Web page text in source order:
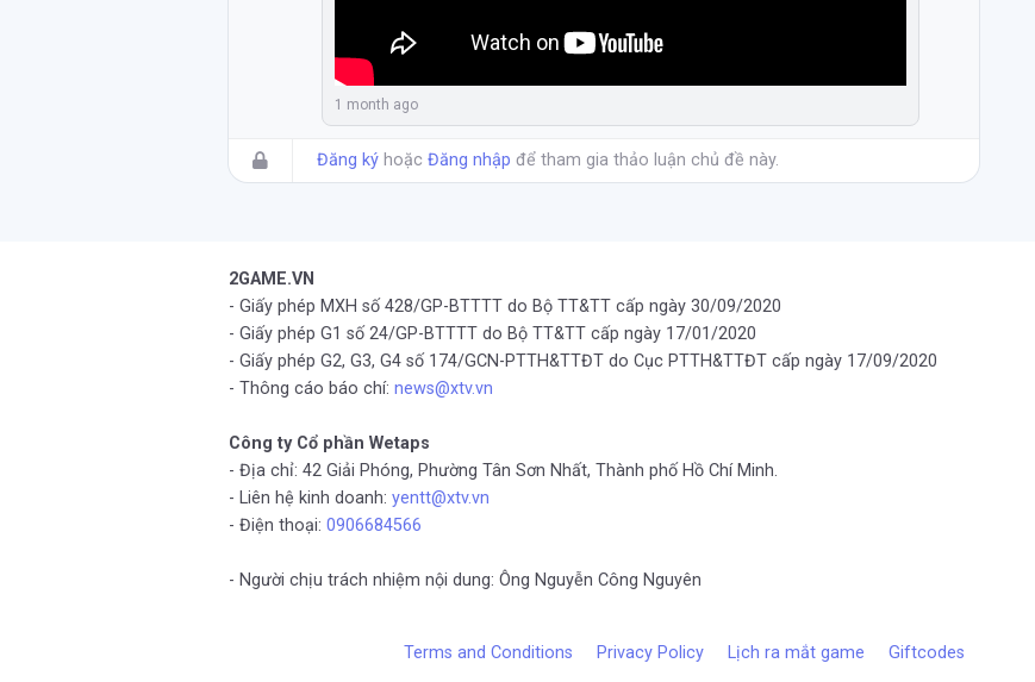
1 month ago
Đăng ký hoặc Đăng nhập để tham gia thảo luận chủ đề này.
2GAME.VN
- Giấy phép MXH số 428/GP-BTTTT do Bộ TT&TT cấp ngày 30/09/2020
- Giấy phép G1 số 24/GP-BTTTT do Bộ TT&TT cấp ngày 17/01/2020
- Giấy phép G2, G3, G4 số 174/GCN-PTTH&TTĐT do Cục PTTH&TTĐT cấp ngày 17/09/2020
- Thông cáo báo chí: news@xtv.vn
Công ty Cổ phần Wetaps
- Địa chỉ: 42 Giải Phóng, Phường Tân Sơn Nhất, Thành phố Hồ Chí Minh.
- Liên hệ kinh doanh: yentt@xtv.vn
- Điện thoại: 0906684566
- Người chịu trách nhiệm nội dung: Ông Nguyễn Công Nguyên
Terms and Conditions Privacy Policy Lịch ra mắt game Giftcodes